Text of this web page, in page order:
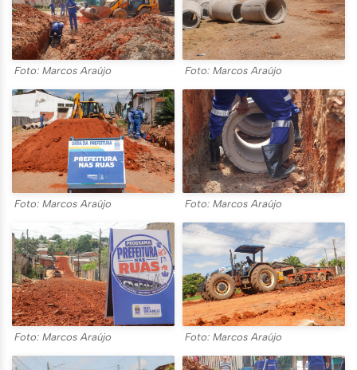
Foto: Marcos Araújo Foto: Marcos Araújo
Foto: Marcos Araújo Foto: Marcos Araújo
Foto: Marcos Araújo Foto: Marcos Araújo